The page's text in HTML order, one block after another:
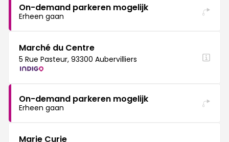
On-demand parkeren mogelijk
Erheen gaan
Marché du Centre
5 Rue Pasteur, 93300 Aubervilliers
On-demand parkeren mogelijk
Erheen gaan
Marie Curie